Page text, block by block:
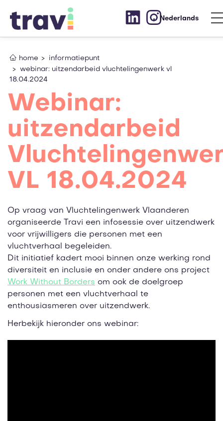
Nederlands
home
informatiepunt
webinar: uitzendarbeid vluchtelingenwerk vl
18.04.2024
Webinar:
uitzendarbeid
VL 18.04.2024
Op vraag van Vluchtelingenwerk Vlaanderen
organiseerde Travi een infosessie over uitzendwerk
voor vrijwilligers die personen met een
vluchtverhaal begeleiden.
Dit initiatief kadert mooi binnen onze werking rond
diversiteit en inclusie en onder andere ons project
Work Without Borders om ook de doelgroep
personen met een vluchtverhaal te
enthousiasmeren over uitzendwerk.
Herbekijk hieronder ons webinar: